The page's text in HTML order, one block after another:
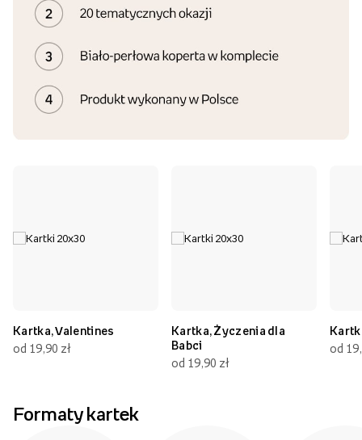
Kartka, Valentines
od 19,90 zł
Kartka, Życzenia dla
Babci
od 19,90 zł
od
Formaty kartek